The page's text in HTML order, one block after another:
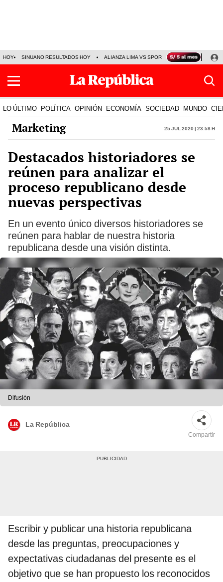
HOY SINUANO RESULTADOS HOY ALIANZA LIMA VS SPORT BOYS JORGE
LO ÚLTIMO POLÍTICA OPINIÓN ECONOMÍA SOCIEDAD MUNDO
Marketing 25 Jul 2020 | 23:58 h
Destacados historiadores se
reúnen para analizar el
proceso republicano desde
nuevas perspectivas
En un evento único diversos historiadores se
reúnen para hablar de nuestra historia
republicana desde una visión distinta.
Difusión
La República
Compartir
Escribir y publicar una historia republicana
desde las preguntas, preocupaciones y
expectativas ciudadanas del presente es el
objetivo que se han propuesto los reconocidos